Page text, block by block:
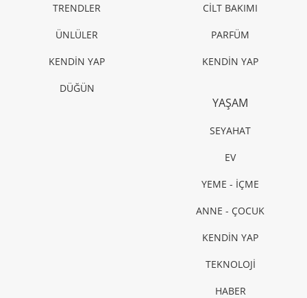
TRENDLER
ÜNLÜLER
KENDİN YAP
DÜĞÜN
CİLT BAKIMI
PARFÜM
KENDİN YAP
YAŞAM
SEYAHAT
EV
YEME - İÇME
ANNE - ÇOCUK
KENDİN YAP
TEKNOLOJİ
HABER